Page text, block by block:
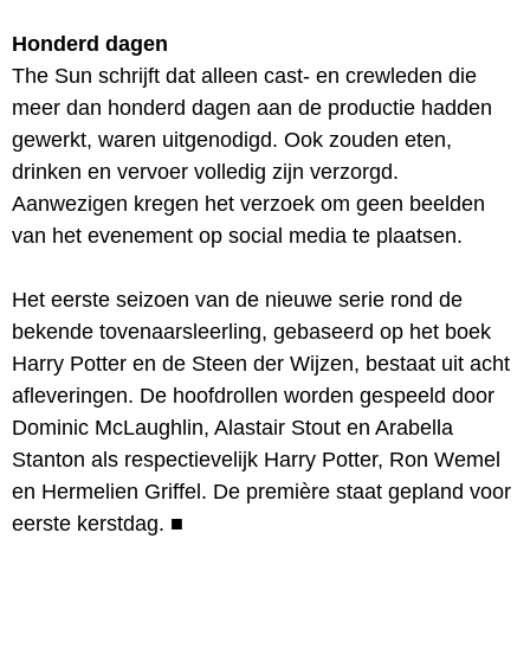
Honderd dagen
The Sun schrijft dat alleen cast- en crewleden die
meer dan honderd dagen aan de productie hadden
gewerkt, waren uitgenodigd. Ook zouden eten,
drinken en vervoer volledig zijn verzorgd.
Aanwezigen kregen het verzoek om geen beelden
van het evenement op social media te plaatsen.
Het eerste seizoen van de nieuwe serie rond de
bekende tovenaarsleerling, gebaseerd op het boek
Harry Potter en de Steen der Wijzen, bestaat uit acht
afleveringen. De hoofdrollen worden gespeeld door
Dominic McLaughlin, Alastair Stout en Arabella
Stanton als respectievelijk Harry Potter, Ron Wemel
en Hermelien Griffel. De première staat gepland voor
eerste kerstdag. ■